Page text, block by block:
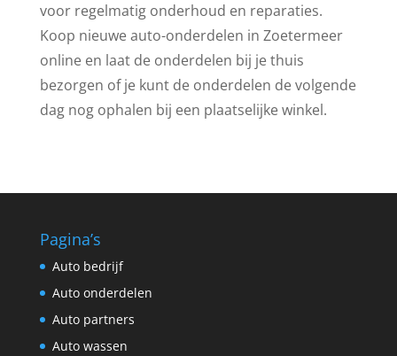
voor regelmatig onderhoud en reparaties.
Koop nieuwe auto-onderdelen in Zoetermeer
online en laat de onderdelen bij je thuis
bezorgen of je kunt de onderdelen de volgende
dag nog ophalen bij een plaatselijke winkel.
Pagina’s
Auto bedrijf
Auto onderdelen
Auto partners
Auto wassen